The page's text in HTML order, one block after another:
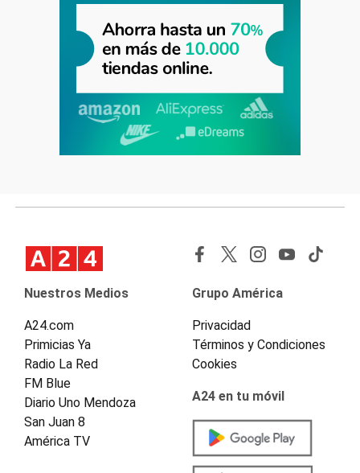
Nuestros Medios
A24.com
Primicias Ya
Radio La Red
FM Blue
Diario Uno Mendoza
San Juan 8
América TV
Grupo América
Privacidad
Términos y Condiciones
Cookies
A24 en tu móvil